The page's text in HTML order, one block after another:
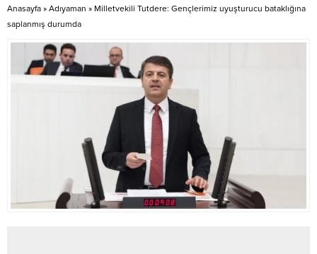
Anasayfa » Adıyaman » Milletvekili Tutdere: Gençlerimiz uyuşturucu bataklığına
saplanmış durumda